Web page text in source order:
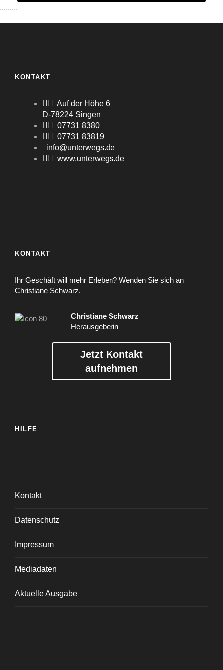
.........
KONTAKT
Auf der Höhe 6
D-78224 Singen
07731 8380
07731 83819
info@unterwegs.de
www.unterwegs.de
KONTAKT
Ihr Geschäft will mehr Erleben? Wenden Sie sich an
Christiane Schwarz.
Christiane Schwarz
Herausgeberin
Jetzt Kontakt
aufnehmen
HILFE
Kontakt
Datenschutz
Impressum
Mediadaten
Aktuelle Ausgabe